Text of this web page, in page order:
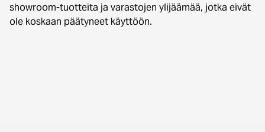
showroom-tuotteita ja varastojen ylijäämää, jotka eivät
ole koskaan päätyneet käyttöön.